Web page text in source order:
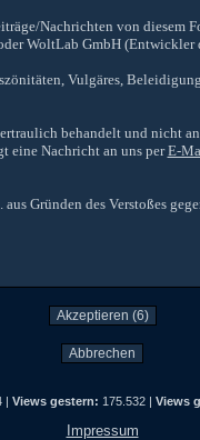
Nachrichten von diesem
WoltLab GmbH (Entwickler
Vulgäres,
behandelt und nicht
eine Nachricht an uns perE-
Gründen des Verstoßes
| Views gestern: 175.532 | Views
Impressum